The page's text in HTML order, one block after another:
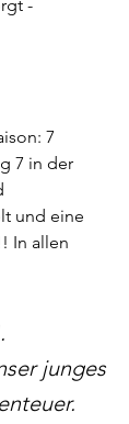
-
7
7 in der
und eine
In allen
junges